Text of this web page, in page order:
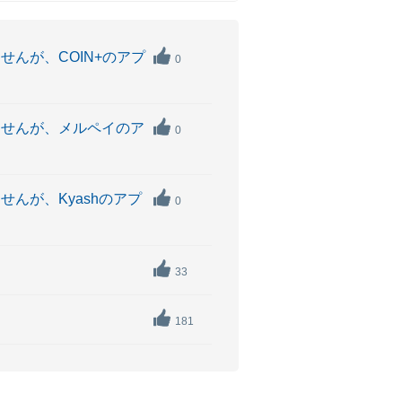
んが、COIN+のアプ 0
んが、メルペイのア
0
んが、Kyashのアプ 0
33
181